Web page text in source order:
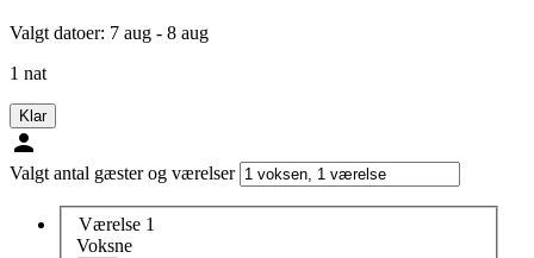
Valgt datoer: 7 aug - 8 aug
1 nat
Klar
Valgt antal gæster og værelser
Værelse 1
Voksne